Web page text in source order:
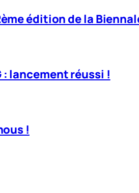
édition de la
: lancement réussi !
!